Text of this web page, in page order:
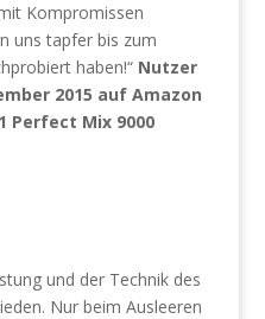
Kompromissen
uns tapfer bis zum
haben!“ Nutzer
2015 auf Amazon
Perfect Mix 9000
und der Technik des
Nur beim Ausleeren